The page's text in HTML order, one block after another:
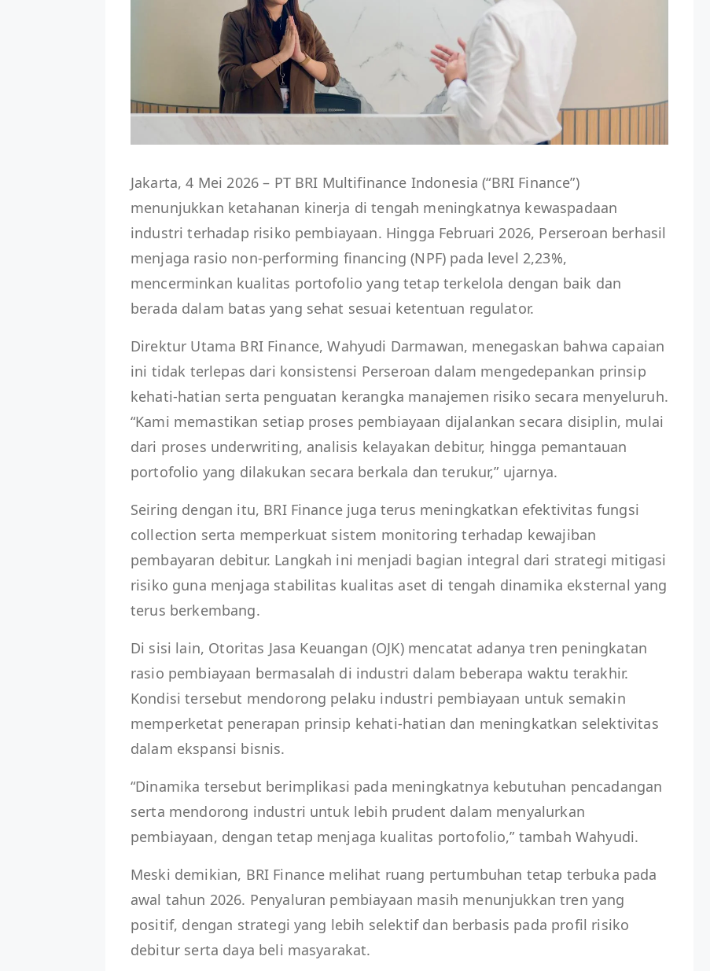
Jakarta, 4 Mei 2026 – PT BRI Multifinance Indonesia (“BRI Finance”)
menunjukkan ketahanan kinerja di tengah meningkatnya kewaspadaan
industri terhadap risiko pembiayaan. Hingga Februari 2026, Perseroan berhasil
menjaga rasio non-performing financing (NPF) pada level 2,23%,
mencerminkan kualitas portofolio yang tetap terkelola dengan baik dan
berada dalam batas yang sehat sesuai ketentuan regulator.
Direktur Utama BRI Finance, Wahyudi Darmawan, menegaskan bahwa capaian
ini tidak terlepas dari konsistensi Perseroan dalam mengedepankan prinsip
kehati-hatian serta penguatan kerangka manajemen risiko secara menyeluruh.
“Kami memastikan setiap proses pembiayaan dijalankan secara disiplin, mulai
dari proses underwriting, analisis kelayakan debitur, hingga pemantauan
portofolio yang dilakukan secara berkala dan terukur,” ujarnya.
Seiring dengan itu, BRI Finance juga terus meningkatkan efektivitas fungsi
collection serta memperkuat sistem monitoring terhadap kewajiban
pembayaran debitur. Langkah ini menjadi bagian integral dari strategi mitigasi
risiko guna menjaga stabilitas kualitas aset di tengah dinamika eksternal yang
terus berkembang.
Di sisi lain, Otoritas Jasa Keuangan (OJK) mencatat adanya tren peningkatan
rasio pembiayaan bermasalah di industri dalam beberapa waktu terakhir.
Kondisi tersebut mendorong pelaku industri pembiayaan untuk semakin
memperketat penerapan prinsip kehati-hatian dan meningkatkan selektivitas
dalam ekspansi bisnis.
“Dinamika tersebut berimplikasi pada meningkatnya kebutuhan pencadangan
serta mendorong industri untuk lebih prudent dalam menyalurkan
pembiayaan, dengan tetap menjaga kualitas portofolio,” tambah Wahyudi.
Meski demikian, BRI Finance melihat ruang pertumbuhan tetap terbuka pada
awal tahun 2026. Penyaluran pembiayaan masih menunjukkan tren yang
positif, dengan strategi yang lebih selektif dan berbasis pada profil risiko
debitur serta daya beli masyarakat.